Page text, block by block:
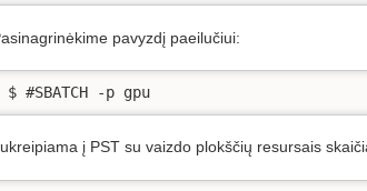
pavyzdį paeilučiui:
$ #SBATCH -p gpu
į PST su vaizdo plokščių resursais